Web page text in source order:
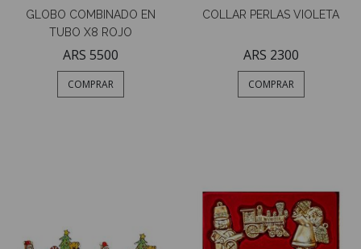
GLOBO COMBINADO EN
TUBO X8 ROJO
ARS 5500
COMPRAR
COLLAR PERLAS VIOLETA
ARS 2300
COMPRAR